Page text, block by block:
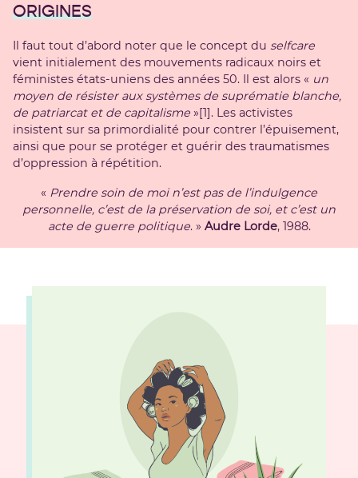
ORIGINES
Il faut tout d’abord noter que le concept du selfcare
vient initialement des mouvements radicaux noirs et
féministes états-uniens des années 50. Il est alors « un
moyen de résister aux systèmes de suprématie blanche,
de patriarcat et de capitalisme »[1]. Les activistes
insistent sur sa primordialité pour contrer l’épuisement,
ainsi que pour se protéger et guérir des traumatismes
d’oppression à répétition.
« Prendre soin de moi n’est pas de l’indulgence
personnelle, c’est de la préservation de soi, et c’est un
acte de guerre politique. » Audre Lorde, 1988.